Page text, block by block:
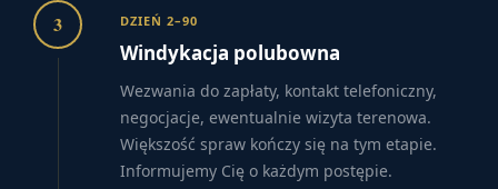
3 DZIEŃ 2–90
Windykacja polubowna
Wezwania do zapłaty, kontakt telefoniczny,
negocjacje, ewentualnie wizyta terenowa.
Większość spraw kończy się na tym etapie.
Informujemy Cię o każdym postępie.